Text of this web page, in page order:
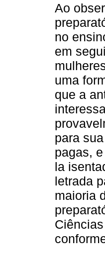
Ao
no
em
uma
que a
para
pagas,
la
letrada
maioria